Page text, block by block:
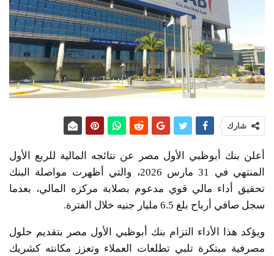
شارك
أعلن بنك أبوظبي الأول مصر عن نتائجه المالية للربع الأول
المنتهي في 31 مارس 2026، والتي أظهرت مواصلة البنك
تحقيق أداء مالي قوي مدعوم بصلابة مركزه المالي، بعدما
سجل صافي أرباح بلغ 6.5 مليار جنيه خلال الفترة.
ويؤكد هذا الأداء التزام بنك أبوظبي الأول مصر بتقديم حلول
مصرفية مبتكرة تلبي تطلعات العملاء وتعزز مكانته كشريك